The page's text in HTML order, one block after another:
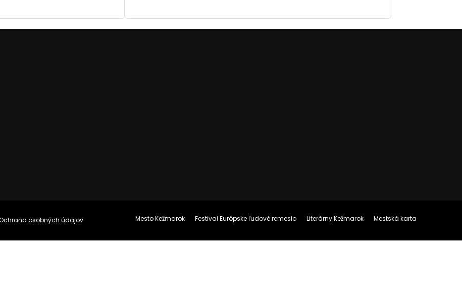
Mesto Kežmarok Festival Európske ľudové remeslo Literárny Kežmarok Mestská karta
osobných údajov